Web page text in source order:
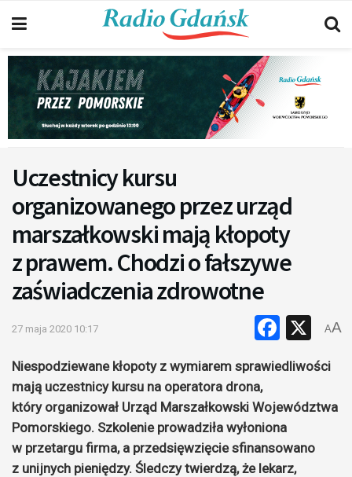
Uczestnicy kursu
organizowanego przez urząd
marszałkowski mają kłopoty
z prawem. Chodzi o fałszywe
zaświadczenia zdrowotne
27 maja 2020 10:17 X
AA
Niespodziewane kłopoty z wymiarem sprawiedliwości
mają uczestnicy kursu na operatora drona,
który organizował Urząd Marszałkowski Województwa
Pomorskiego. Szkolenie prowadziła wyłoniona
w przetargu firma, a przedsięwzięcie sfinansowano
z unijnych pieniędzy. Śledczy twierdzą, że lekarz,